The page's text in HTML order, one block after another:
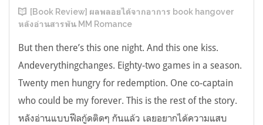
[Book Review] ผลพลอยได้จากอาการ book hangover
หลังอ่านสารพัน MM Romance
But then there’s this one night. And this one kiss.
Andeverythingchanges. Eighty-two games in a season.
Twenty men hungry for redemption. One co-captain
who could be my forever. This is the rest of the story.
หลังอ่านแบบฟีลกู้ดติดๆ กันแล้ว เลยอยากได้ความแสบ